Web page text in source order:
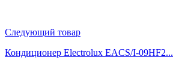
Следующий товар
Кондиционер Electrolux EACS/I-09HF2...